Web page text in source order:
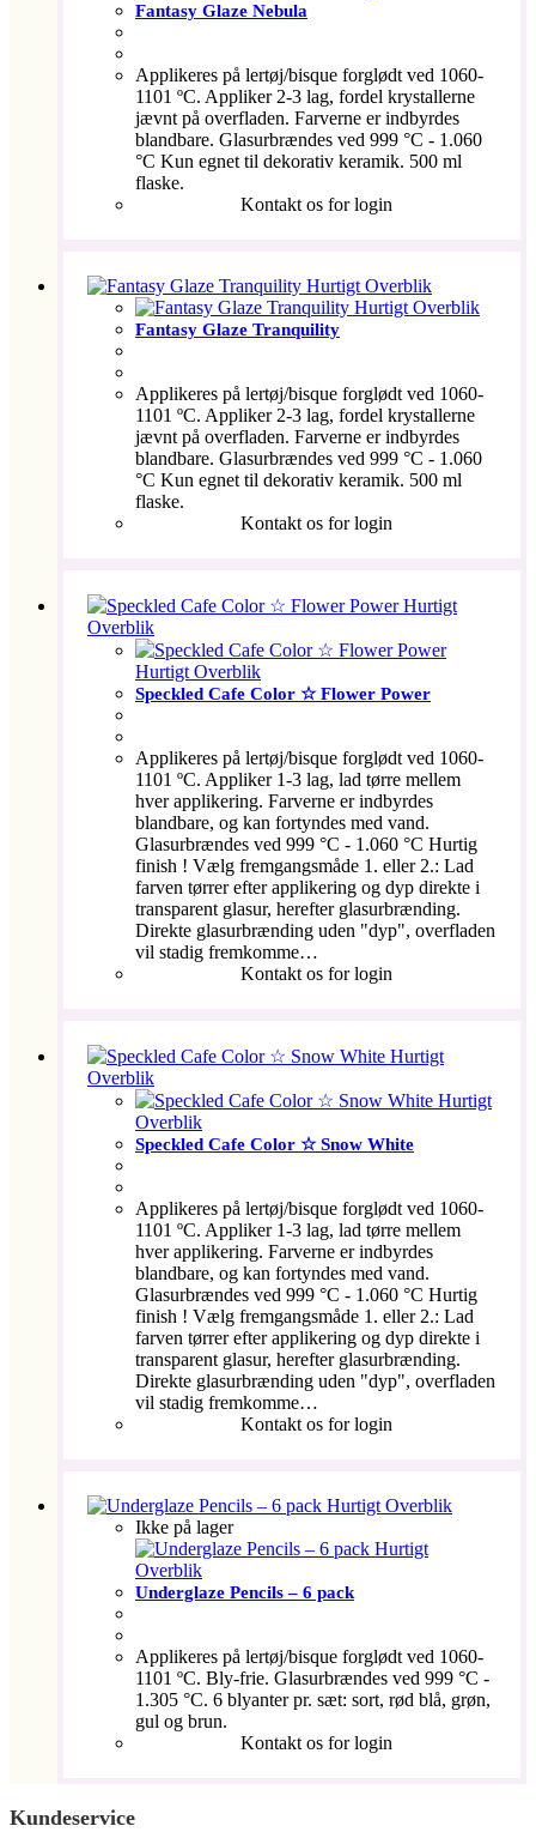
Fantasy Glaze Nebula
Applikeres på lertøj/bisque forglødt ved 1060-
1101 ºC. Appliker 2-3 lag, fordel krystallerne
jævnt på overfladen. Farverne er indbyrdes
blandbare. Glasurbrændes ved 999 °C - 1.060
°C Kun egnet til dekorativ keramik. 500 ml
flaske.
Kontakt os for login
Hurtigt Overblik
Hurtigt Overblik
Fantasy Glaze Tranquility
Applikeres på lertøj/bisque forglødt ved 1060-
1101 ºC. Appliker 2-3 lag, fordel krystallerne
jævnt på overfladen. Farverne er indbyrdes
blandbare. Glasurbrændes ved 999 °C - 1.060
°C Kun egnet til dekorativ keramik. 500 ml
flaske.
Kontakt os for login
Hurtigt
Overblik
Hurtigt Overblik
Speckled Cafe Color ☆ Flower Power
Applikeres på lertøj/bisque forglødt ved 1060-
1101 ºC. Appliker 1-3 lag, lad tørre mellem
hver applikering. Farverne er indbyrdes
blandbare, og kan fortyndes med vand.
Glasurbrændes ved 999 °C - 1.060 °C Hurtig
finish ! Vælg fremgangsmåde 1. eller 2.: Lad
farven tørrer efter applikering og dyp direkte i
transparent glasur, herefter glasurbrænding.
Direkte glasurbrænding uden "dyp", overfladen
vil stadig fremkomme…
Kontakt os for login
Hurtigt
Overblik
Hurtigt
Overblik
Speckled Cafe Color ☆ Snow White
Applikeres på lertøj/bisque forglødt ved 1060-
1101 ºC. Appliker 1-3 lag, lad tørre mellem
hver applikering. Farverne er indbyrdes
blandbare, og kan fortyndes med vand.
Glasurbrændes ved 999 °C - 1.060 °C Hurtig
finish ! Vælg fremgangsmåde 1. eller 2.: Lad
farven tørrer efter applikering og dyp direkte i
transparent glasur, herefter glasurbrænding.
Direkte glasurbrænding uden "dyp", overfladen
vil stadig fremkomme…
Kontakt os for login
Hurtigt Overblik
Ikke på lager
Hurtigt
Overblik
Underglaze Pencils – 6 pack
Applikeres på lertøj/bisque forglødt ved 1060-
1101 ºC. Bly-frie. Glasurbrændes ved 999 °C -
1.305 °C. 6 blyanter pr. sæt: sort, rød blå, grøn,
gul og brun.
Kontakt os for login
Kundeservice